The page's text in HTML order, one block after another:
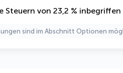
Steuern von 23,2 % inbegriffen
sind im Abschnitt Optionen